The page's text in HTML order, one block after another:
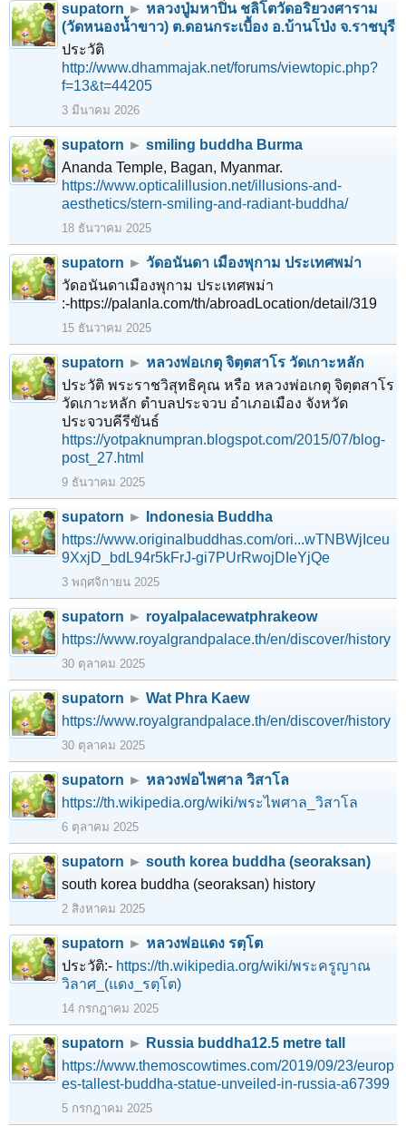
supatorn ► หลวงปู่มหาปิ่น ชลิโตวัดอริยวงศาราม
(วัดหนองน้ำขาว) ต.ดอนกระเบื้อง อ.บ้านโป่ง จ.ราชบุรี
ประวัติ
http://www.dhammajak.net/forums/viewtopic.php?
f=13&t=44205
3 มีนาคม 2026
supatorn ► smiling buddha Burma
Ananda Temple, Bagan, Myanmar.
https://www.opticalillusion.net/illusions-and-
aesthetics/stern-smiling-and-radiant-buddha/
18 ธันวาคม 2025
supatorn ► วัดอนันดา เมืองพุกาม ประเทศพม่า
วัดอนันดาเมืองพุกาม ประเทศพม่า
:-https://palanla.com/th/abroadLocation/detail/319
15 ธันวาคม 2025
supatorn ► หลวงพ่อเกตุ จิตฺตสาโร วัดเกาะหลัก
ประวัติ พระราชวิสุทธิคุณ หรือ หลวงพ่อเกตุ จิตฺตสาโร
วัดเกาะหลัก ตำบลประจวบ อำเภอเมือง จังหวัด
ประจวบคีรีขันธ์
https://yotpaknumpran.blogspot.com/2015/07/blog-
post_27.html
9 ธันวาคม 2025
supatorn ►
Indonesia Buddha
https://www.originalbuddhas.com/ori...wTNBWjIceu
9XxjD_bdL94r5kFrJ-gi7PUrRwojDIeYjQe
3 พฤศจิกายน 2025
supatorn ► royalpalacewatphrakeow
https://www.royalgrandpalace.th/en/discover/history
30 ตุลาคม 2025
supatorn ► Wat Phra Kaew
https://www.royalgrandpalace.th/en/discover/history
30 ตุลาคม 2025
supatorn ► หลวงพ่อไพศาล วิสาโล
https://th.wikipedia.org/wiki/พระไพศาล_วิสาโล
6 ตุลาคม 2025
supatorn ► south korea buddha (seoraksan)
south korea buddha (seoraksan) history
2 สิงหาคม 2025
supatorn ► หลวงพ่อแดง รตฺโต
ประวัติ:- https://th.wikipedia.org/wiki/พระครูญาณ
วิลาศ_(แดง_รตฺโต)
14 กรกฎาคม 2025
supatorn ► Russia buddha12.5 metre tall
https://www.themoscowtimes.com/2019/09/23/europ
es-tallest-buddha-statue-unveiled-in-russia-a67399
5 กรกฎาคม 2025